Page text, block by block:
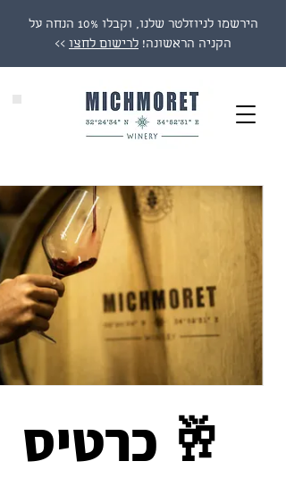
הירשמו לניוזלטר שלנו, וקבלו 10% הנחה על
הקניה הראשונה! לרישום לחצו >>
🥂 כרטיס